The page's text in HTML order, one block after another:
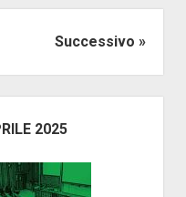
Successivo
2025